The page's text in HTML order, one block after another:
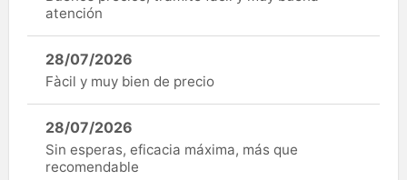
atención
28/07/2026
Fàcil y muy bien de precio
28/07/2026
Sin esperas, eficacia máxima, más que
recomendable